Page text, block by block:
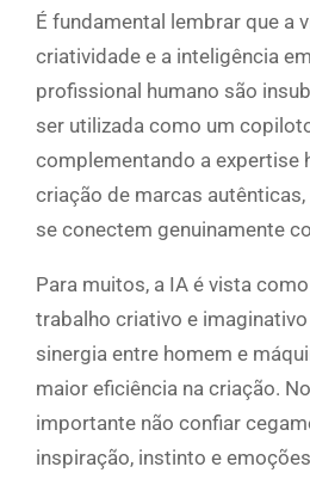
É fundamental lembrar que a
criatividade e a inteligência
profissional humano são
ser utilizada como um
complementando a expertise
criação de marcas
se conectem genuinamente
Para muitos, a IA é vista
trabalho criativo e
sinergia entre homem e
maior eficiência na criação.
importante não confiar
inspiração, instinto e